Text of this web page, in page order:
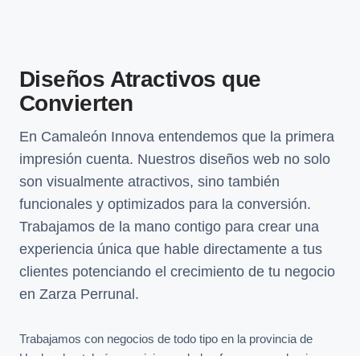
Diseños Atractivos que
Convierten
En Camaleón Innova entendemos que la primera
impresión cuenta. Nuestros diseños web no solo
son visualmente atractivos, sino también
funcionales y optimizados para la conversión.
Trabajamos de la mano contigo para crear una
experiencia única que hable directamente a tus
clientes potenciando el crecimiento de tu negocio
en Zarza Perrunal.
Trabajamos con negocios de todo tipo en la provincia de